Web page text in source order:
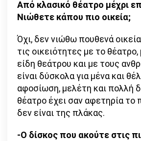
Από κλασικό θέατρο μέχρι
Νιώθετε κάπου πιο οικεία;
Όχι, δεν νιώθω πουθενά
τις οικειότητες με το
είδη θεάτρου και με τους
είναι δύσκολα για μένα και
αφοσίωση, μελέτη και πολλή
θέατρο έχει σαν αφετηρία το
δεν είναι της πλάκας.
-Ο δίσκος που ακούτε στις